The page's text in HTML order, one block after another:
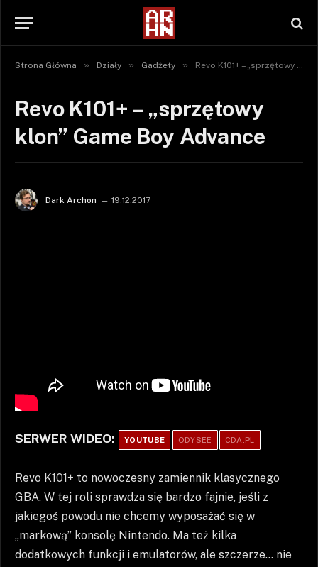
Strona Główna » Działy » Gadżety » Revo K101+ – „sprzętowy klon” Game Boy Advance
Revo K101+ – „sprzętowy
klon” Game Boy Advance
Dark Archon 19.12.2017
SERWER WIDEO: YOUTUBE ODYSEE CDA.PL
Revo K101+ to nowoczesny zamiennik klasycznego
GBA. W tej roli sprawdza się bardzo fajnie, jeśli z
jakiegoś powodu nie chcemy wyposażać się w
„markową” konsolę Nintendo. Ma też kilka
dodatkowych funkcji i emulatorów, ale szczerze… nie